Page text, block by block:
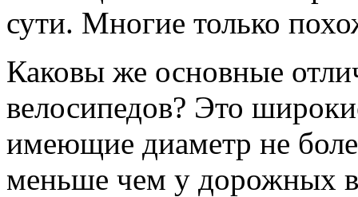
сути. Многие только
Каковы же основные
велосипедов? Это
имеющие диаметр не
меньше чем у дорожных